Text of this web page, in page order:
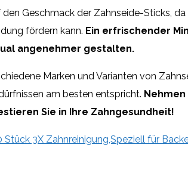
Geschmack der Zahnseide-Sticks,
fördern kann. Ein erfrischender
angenehmer gestalten.
Marken und Varianten von
am besten entspricht.
Sie in Ihre Zahngesundheit!
3X Zahnreinigung,Speziell für